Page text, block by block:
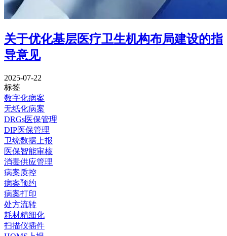
关于优化基层医疗卫生机构布局建设的指
导意见
2025-07-22
标签
数字化病案
无纸化病案
DRGs医保管理
DIP医保管理
卫统数据上报
医保智能审核
消毒供应管理
病案质控
病案预约
病案打印
处方流转
耗材精细化
扫描仪插件